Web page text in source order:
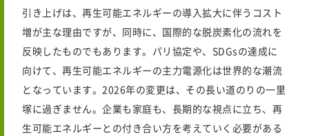
引き上げは、再生可能エネルギーの導入拡大に伴うコスト
増が主な理由ですが、同時に、国際的な脱炭素化の流れを
反映したものでもあります。パリ協定や、SDGsの達成に
向けて、再生可能エネルギーの主力電源化は世界的な潮流
となっています。 2026年の変更は、その長い道のりの一里
塚に過ぎません。企業も家庭も、長期的な視点に立ち、再
生可能エネルギーとの付き合い方を考えていく必要がある